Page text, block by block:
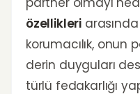
özellikleri
korumacılık, onun
derin duyguları
türlü fedakarlığı